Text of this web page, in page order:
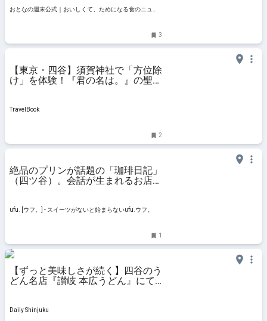
なる食のニュースサイト
おとなの週末公式｜おいしくて、ためになる食のニュー
3
【東京・四谷】須賀神社で「方位除
け」を体験！『君の名は。』の聖地
TravelBook
2
絶品のプリンが話題の「珈琲日記」
（四ツ谷）。会話が生まれるお店が
ufu. [ウフ。] - スイーツがないと始まらないufu.ウフ。
1
【ずっと美味しさが続く】四谷のう
どん名店『讃岐 本広うどん』にて
Daily Shinjuku